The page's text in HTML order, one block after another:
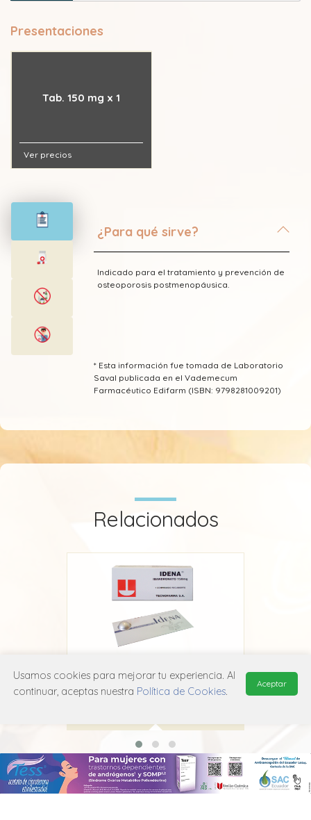
Presentaciones
Tab. 150 mg x 1
Ver precios
¿Para qué sirve?
Indicado para el tratamiento y prevención de
osteoporosis postmenopáusica.
* Esta información fue tomada de Laboratorio
Saval publicada en el Vademecum
Farmacéutico Edifarm (ISBN: 9798281009201)
Relacionados
Idena
Usamos cookies para mejorar tu experiencia. Al
continuar, aceptas nuestra Política de Cookies.
Aceptar